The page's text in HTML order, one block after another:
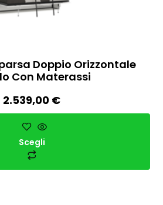
Doppio Orizzontale
Con Materassi
2.539,00 €
Scegli